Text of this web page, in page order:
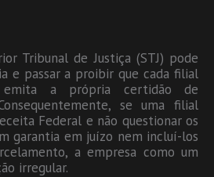
Tribunal de Justiça (STJ) pode
e passar a proibir que cada filial
a própria certidão de
se uma filial
Federal e não questionar os
garantia em juízo nem incluí-los
a empresa como um
irregular.